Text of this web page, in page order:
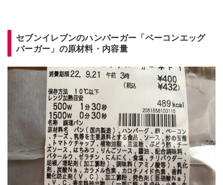
セブンイレブンのハンバーガー「ベーコンエッグ
バーガー」の原材料・内容量